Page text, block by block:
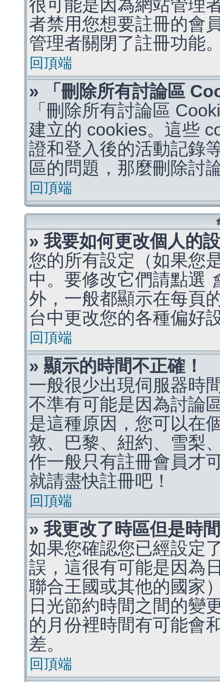
很可能是因為網站管理
者禁用您想要註冊的會
管理者關閉了註冊功能
回頂端
» 「刪除所有討論區
「刪除所有討論區
建立的 cookies。這些
證和登入後的活動記錄
區的問題，那麼刪除討
回頂端
» 我要如何更改個人的
您的所有設定（如果您
中。要修改它們請點選
外，一般都顯示在每頁
台中更改您的各種偏好
回頂端
» 顯示的時間不正確！
一般很少出現伺服器時
不準有可能是因為討論
是這種原因，您可以在
敦、巴黎、紐約、雪梨
作一般只有註冊會員才
就請盡快註冊吧！
回頂端
» 我更改了時區但是時
如果您確認您已經設定
誤，這很有可能是因為
聯合王國或其他的國家
日光節約時間之間的變
的月份裡時間有可能會
差。
回頂端